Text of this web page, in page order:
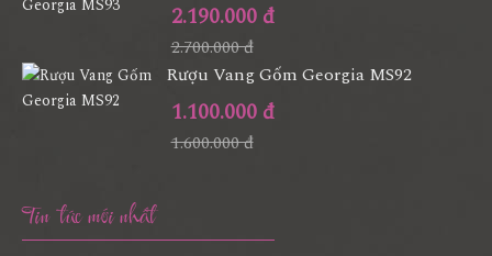
2.190.000 đ
2.700.000 đ
Rượu Vang Gốm Georgia MS92
1.100.000 đ
1.600.000 đ
Tin tức mới nhất